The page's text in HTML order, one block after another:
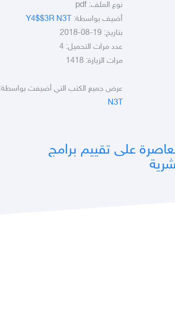
نوع الملف: pdf
أضيف بواسطة: Y4$$3R N3T
بتاريخ: 19-08-2018
عدد مرات التحميل: 4
مرات الزيارة: 1418
عرض جميع الكتب التي أضيفت بواسطة:
N3T
على تقييم برامج